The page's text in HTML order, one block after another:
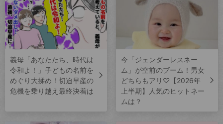
義母「あなたたち、時代は
令和よ！」子どもの名前を
めぐり大揉め！切迫早産の
危機を乗り越え最終決着は
今「ジェンダーレスネー
ム」が空前のブーム！男女
どちらもアリ♡【2026年
上半期】人気のヒットネー
ムは？